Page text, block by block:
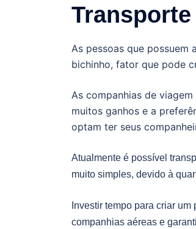
As pessoas que possuem
bichinho, fator que pode
As companhias de
muitos ganhos e a
optam ter seus
Atualmente é possível
muito simples, devido à
Investir tempo para criar
companhias aéreas e